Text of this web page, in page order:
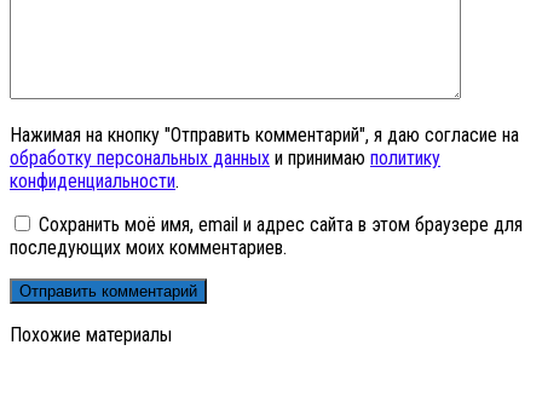
Нажимая на кнопку "Отправить комментарий", я даю согласие на
обработку персональных данных и принимаю политику
конфиденциальности.
Сохранить моё имя, email и адрес сайта в этом браузере для
последующих моих комментариев.
Похожие материалы